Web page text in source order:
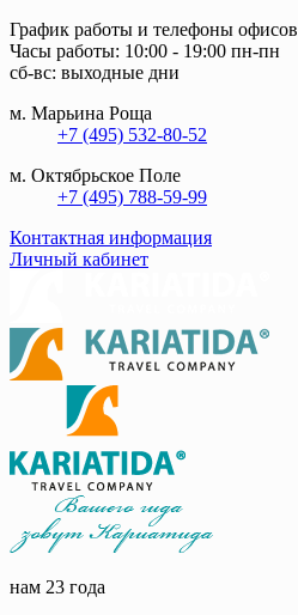
График работы и телефоны офисов
Часы работы: 10:00 - 19:00 пн-пн
сб-вс: выходные дни
м. Марьина Роща
+7 (495) 532-80-52
м. Октябрьское Поле
+7 (495) 788-59-99
Контактная информация
Личный кабинет
нам 23 года